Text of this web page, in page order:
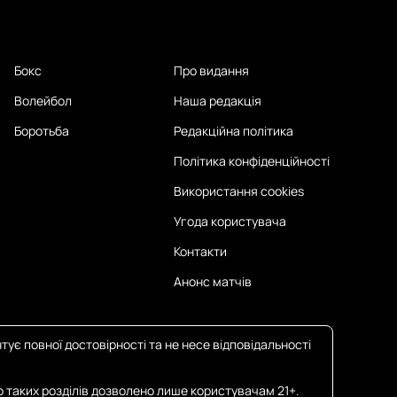
Бокс
Волейбол
Боротьба
Про видання
Наша редакція
Редакційна політика
Політика конфіденційності
Використання cookies
Угода користувача
Контакти
Анонс матчів
повної достовірності та не несе відповідальності
розділів дозволено лише користувачам 21+.